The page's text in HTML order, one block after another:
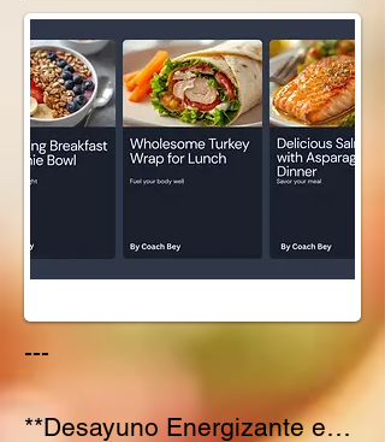
---
**Desayuno Energizante en